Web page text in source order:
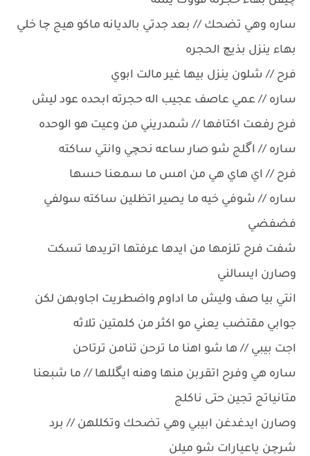
ساره وهي تضحك // بعد جدتي بالديانه ماكو هيج چا خلي
بهاء ينزل بذيچ الحجره
فرح // شلون ينزل بيها غير مالت ابوي
ساره // عمي عاصف عجيب اله حجرته ابحده عود ليش
فرح رفعت اكتافها // شمدريني من وعيت هو الوحده
ساره // اگلج شو صار ساعه نحچي وانتي ساكته
فرح // اي هاي هي من امس ما سمعنا حسها
ساره // شوفي خيه ما يصير اتظلين ساكته سولفي
فضفضي
شفت فرح تلزمها من ايدها عرفتها اتريدها تسكت
وصارن ايسالني
انتي بيا صف وليش ما اداوم واضطريت اجاوبهن لكن
جوابي مقتضب يعني مو اكثر من كلمتين تلاثه
اجت بيبي // ها شو اهنا ما ترحن تنامن ترتاحن
ساره هي وفرح اتقربن منها وهنه ايگللها // ما شبعنا
متانياتج تجين حتى ناكلج
وصارن ايدغدغن ابيبي وهي تضحك وتكللهن // برد
شرچن ياعيارات شو ميلن